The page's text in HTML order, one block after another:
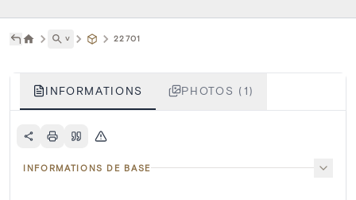
˅ 22701
INFORMATIONS PHOTOS (1)
INFORMATIONS DE BASE